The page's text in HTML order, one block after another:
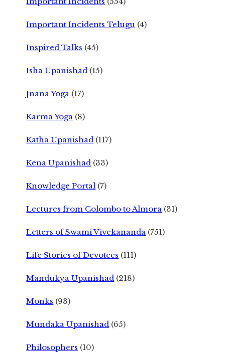
Important Incidents Telugu (4)
Inspired Talks (45)
Isha Upanishad (15)
Jnana Yoga (17)
Karma Yoga (8)
Katha Upanishad (117)
Kena Upanishad (33)
Knowledge Portal (7)
Lectures from Colombo to Almora (31)
Letters of Swami Vivekananda (751)
Life Stories of Devotees (111)
Mandukya Upanishad (218)
Monks (93)
Mundaka Upanishad (65)
Philosophers (10)